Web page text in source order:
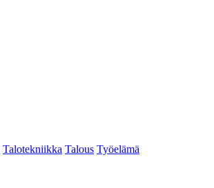
Talotekniikka Talous Työelämä